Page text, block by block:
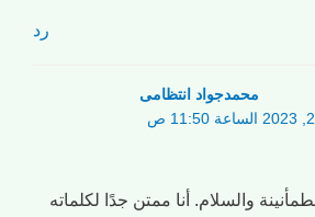
رد
محمدجواد انتظامی
والسلام. أنا ممتن جدًا لكلماته